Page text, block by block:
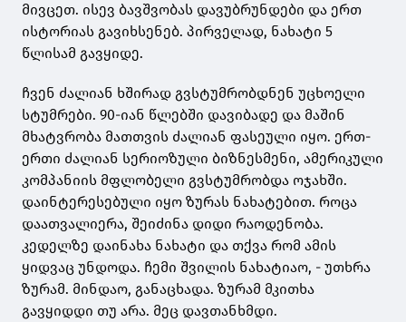
მივცეთ. ისევ ბავშვობას დავუბრუნდები და ერთ
ისტორიას გავიხსენებ. პირველად, ნახატი 5
წლისამ გავყიდე.
ჩვენ ძალიან ხშირად გვსტუმრობდნენ უცხოელი
სტუმრები. 90-იან წლებში დავიბადე და მაშინ
მხატვრობა მათთვის ძალიან ფასეული იყო. ერთ-
ერთი ძალიან სერიოზული ბიზნესმენი, ამერიკული
კომპანიის მფლობელი გვსტუმრობდა ოჯახში.
დაინტერესებული იყო ზურას ნახატებით. როცა
დაათვალიერა, შეიძინა დიდი რაოდენობა.
კედელზე დაინახა ნახატი და თქვა რომ ამის
ყიდვაც უნდოდა. ჩემი შვილის ნახატიაო, - უთხრა
ზურამ. მინდაო, განაცხადა. ზურამ მკითხა
გავყიდდი თუ არა. მეც დავთანხმდი.